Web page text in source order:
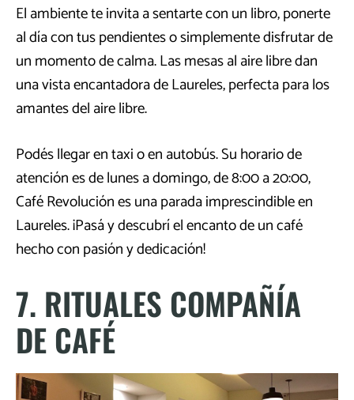
El ambiente te invita a sentarte con un libro, ponerte
al día con tus pendientes o simplemente disfrutar de
un momento de calma. Las mesas al aire libre dan
una vista encantadora de Laureles, perfecta para los
amantes del aire libre.
Podés llegar en taxi o en autobús. Su horario de
atención es de lunes a domingo, de 8:00 a 20:00,
Café Revolución es una parada imprescindible en
Laureles. ¡Pasá y descubrí el encanto de un café
hecho con pasión y dedicación!
7. RITUALES COMPAÑÍA
DE CAFÉ